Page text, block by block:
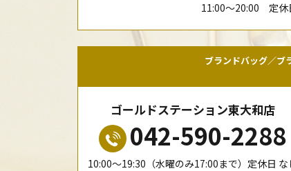
11:00〜20:00 定休
ブランドバッグ／ブ
ゴールドステーション東大和店
042-590-2288
10:00〜19:30（水曜のみ17:00まで）定休日 な